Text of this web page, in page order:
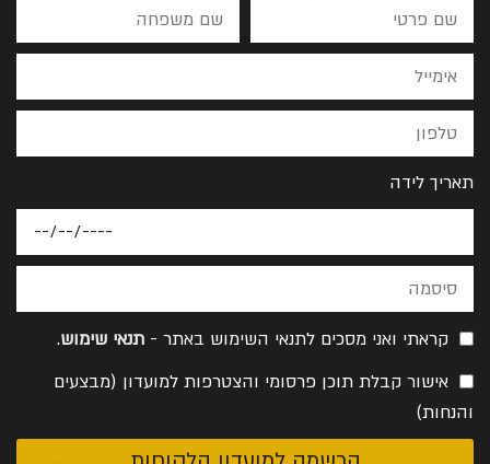
תאריך לידה
קראתי ואני מסכים לתנאי השימוש באתר - תנאי שימוש.
אישור קבלת תוכן פרסומי והצטרפות למועדון (מבצעים
והנחות)